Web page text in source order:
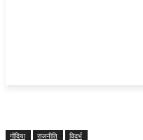
गोंदिया राजनीति विदर्भ